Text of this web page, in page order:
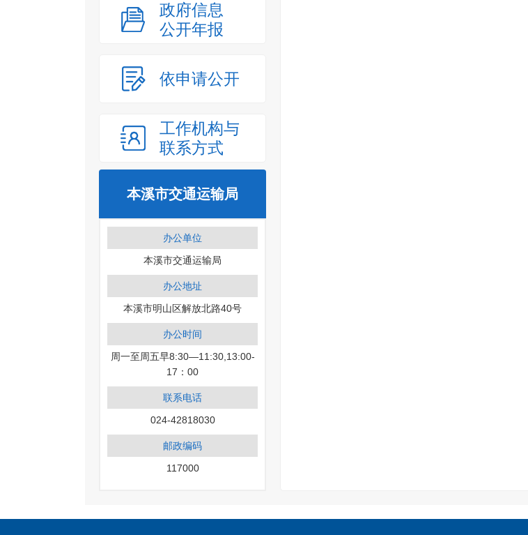
政府信息
公开年报
依申请公开
工作机构与
联系方式
本溪市交通运输局
办公单位
本溪市交通运输局
办公地址
本溪市明山区解放北路40号
办公时间
周一至周五早8:30—11:30,13:00-
17：00
联系电话
024-42818030
邮政编码
117000